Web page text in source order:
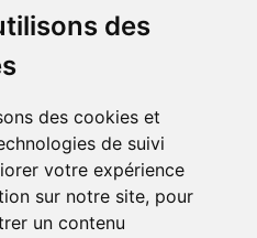
des
des cookies et
de suivi
votre expérience
sur notre site, pour
un contenu
finira par être répliquée par
son géniteur n'ait eu une
Il reste à espérer que la
trublions saura